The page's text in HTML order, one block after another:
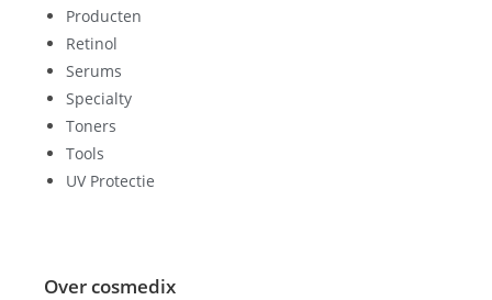
Producten
Retinol
Serums
Specialty
Toners
Tools
UV Protectie
Over cosmedix